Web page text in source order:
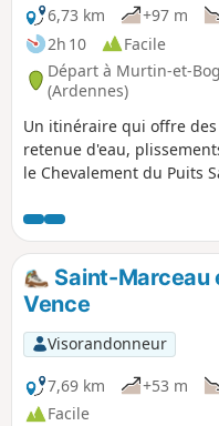
6,73 km
+97 m
2h 10
Facile
Départ à Murtin-et-
(Ardennes)
Un itinéraire qui offre
retenue d'eau,
le Chevalement du Puits
nique aménagée.
Saint-Marceau
Vence
Visorandonneur
7,69 km
+53 m
Facile